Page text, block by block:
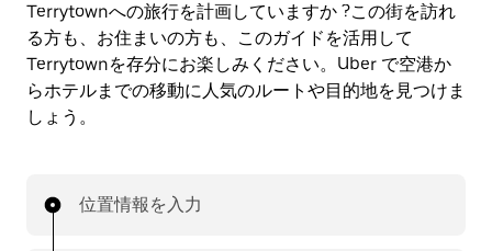
Terrytownへの旅行を計画していますか ?この街を訪れ
る方も、お住まいの方も、このガイドを活用して
Terrytownを存分にお楽しみください。Uber で空港か
らホテルまでの移動に人気のルートや目的地を見つけま
しょう。
位置情報を入力